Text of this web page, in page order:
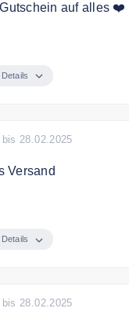
auf alles ❤️
28.02.2025
Versand
28.02.2025